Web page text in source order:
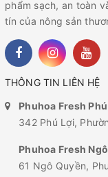
phẩm sạch, an toàn
tín của nông sản
THÔNG TIN LIÊN HỆ
Phuhoa Fresh
342 Phú Lợi,
Phuhoa Fresh
61 Ngô Quyền,